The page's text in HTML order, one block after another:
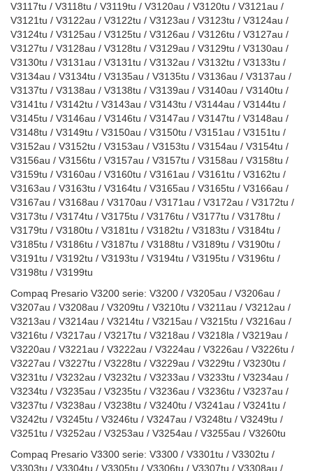
V3117tu / V3118tu / V3119tu / V3120au / V3120tu / V3121au /
V3121tu / V3122au / V3122tu / V3123au / V3123tu / V3124au /
V3124tu / V3125au / V3125tu / V3126au / V3126tu / V3127au /
V3127tu / V3128au / V3128tu / V3129au / V3129tu / V3130au /
V3130tu / V3131au / V3131tu / V3132au / V3132tu / V3133tu /
V3134au / V3134tu / V3135au / V3135tu / V3136au / V3137au /
V3137tu / V3138au / V3138tu / V3139au / V3140au / V3140tu /
V3141tu / V3142tu / V3143au / V3143tu / V3144au / V3144tu /
V3145tu / V3146au / V3146tu / V3147au / V3147tu / V3148au /
V3148tu / V3149tu / V3150au / V3150tu / V3151au / V3151tu /
V3152au / V3152tu / V3153au / V3153tu / V3154au / V3154tu /
V3156au / V3156tu / V3157au / V3157tu / V3158au / V3158tu /
V3159tu / V3160au / V3160tu / V3161au / V3161tu / V3162tu /
V3163au / V3163tu / V3164tu / V3165au / V3165tu / V3166au /
V3167au / V3168au / V3170au / V3171au / V3172au / V3172tu /
V3173tu / V3174tu / V3175tu / V3176tu / V3177tu / V3178tu /
V3179tu / V3180tu / V3181tu / V3182tu / V3183tu / V3184tu /
V3185tu / V3186tu / V3187tu / V3188tu / V3189tu / V3190tu /
V3191tu / V3192tu / V3193tu / V3194tu / V3195tu / V3196tu /
V3198tu / V3199tu
Compaq Presario V3200 serie: V3200 / V3205au / V3206au /
V3207au / V3208au / V3209tu / V3210tu / V3211au / V3212au /
V3213au / V3214au / V3214tu / V3215au / V3215tu / V3216au /
V3216tu / V3217au / V3217tu / V3218au / V3218la / V3219au /
V3220au / V3221au / V3222au / V3224au / V3226au / V3226tu /
V3227au / V3227tu / V3228tu / V3229au / V3229tu / V3230tu /
V3231tu / V3232au / V3232tu / V3233au / V3233tu / V3234au /
V3234tu / V3235au / V3235tu / V3236au / V3236tu / V3237au /
V3237tu / V3238au / V3238tu / V3240tu / V3241au / V3241tu /
V3242tu / V3245tu / V3246tu / V3247au / V3248tu / V3249tu /
V3251tu / V3252au / V3253au / V3254au / V3255au / V3260tu
Compaq Presario V3300 serie: V3300 / V3301tu / V3302tu /
V3303tu / V3304tu / V3305tu / V3306tu / V3307tu / V3308au /